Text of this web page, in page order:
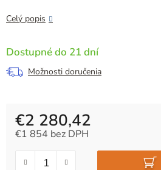
Celý popis
Dostupné do 21 dní
Možnosti doručenia
€2 280,42
€1 854 bez DPH